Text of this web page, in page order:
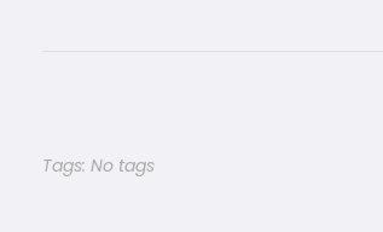
Tags: No tags